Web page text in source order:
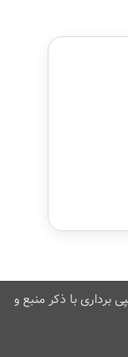
با ذکر منبع و